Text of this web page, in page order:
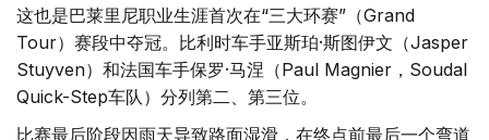
这也是巴莱里尼职业生涯首次在“三大环赛”（Grand
Tour）赛段中夺冠。比利时车手亚斯珀·斯图伊文（Jasper
Stuyven）和法国车手保罗·马涅（Paul Magnier，Soudal
Quick-Step车队）分列第二、第三位。
比赛最后阶段因雨天导致路面湿滑，在终点前最后一个弯道